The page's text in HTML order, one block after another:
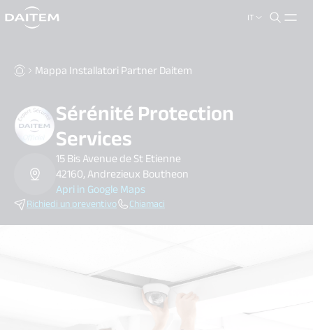
IT
search.label
Mappa Installatori Partner Daitem
Sérénité Protection
Services
15 Bis Avenue de St Etienne
42160, Andrezieux Boutheon
Apri in Google Maps
Richiedi un preventivo Chiamaci